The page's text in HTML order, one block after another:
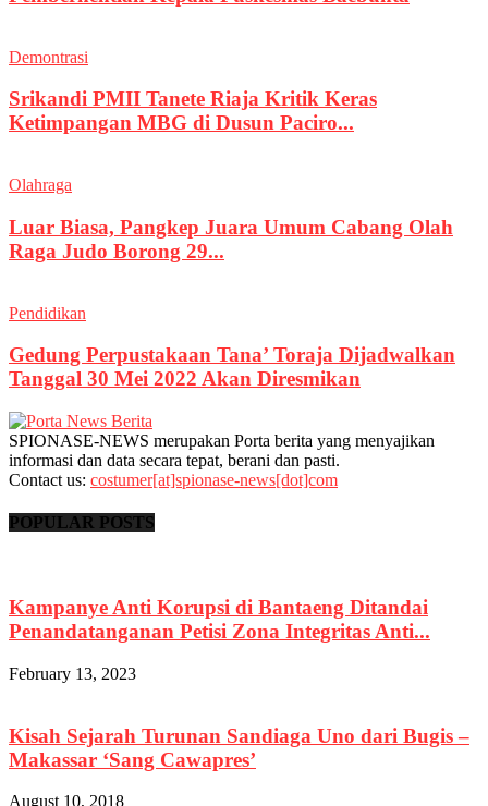
Demontrasi
Srikandi PMII Tanete Riaja Kritik Keras
Ketimpangan MBG di Dusun Paciro...
Olahraga
Luar Biasa, Pangkep Juara Umum Cabang Olah
Raga Judo Borong 29...
Pendidikan
Gedung Perpustakaan Tana’ Toraja Dijadwalkan
Tanggal 30 Mei 2022 Akan Diresmikan
SPIONASE-NEWS merupakan Porta berita yang menyajikan
informasi dan data secara tepat, berani dan pasti.
Contact us: costumer[at]spionase-news[dot]com
POPULAR POSTS
Kampanye Anti Korupsi di Bantaeng Ditandai
Penandatanganan Petisi Zona Integritas Anti...
February 13, 2023
Kisah Sejarah Turunan Sandiaga Uno dari Bugis –
Makassar ‘Sang Cawapres’
August 10, 2018